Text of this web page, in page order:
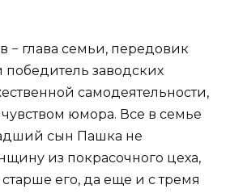
− глава семьи, передовик
победитель заводских
самодеятельности,
юмора. Все в семье
сын Пашка не
из покрасочного цеха,
его, да еще и с тремя